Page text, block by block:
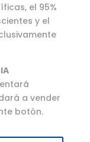
el 95%
y el
a vender
botón.